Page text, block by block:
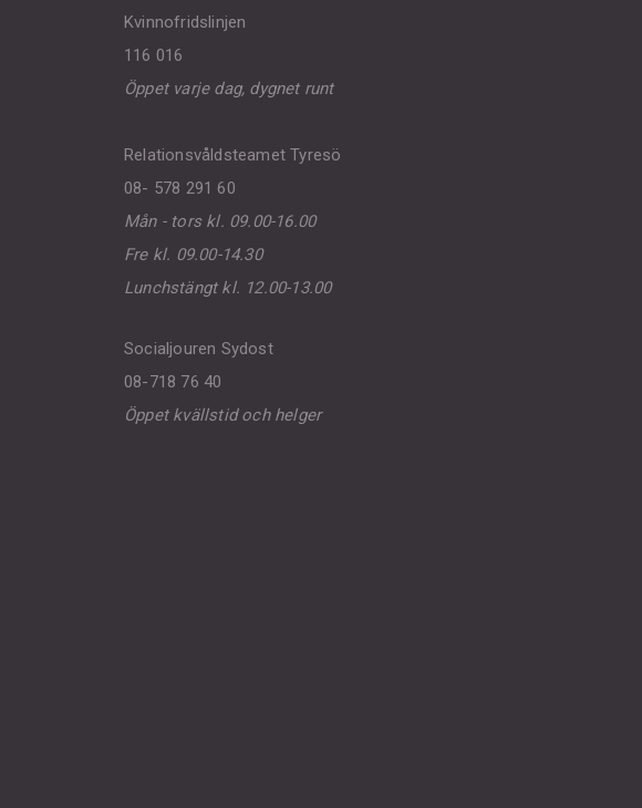
Kvinnofridslinjen
116 016
Öppet varje dag, dygnet runt
Relationsvåldsteamet Tyresö
08- 578 291 60
Mån - tors kl. 09.00-16.00
Fre kl. 09.00-14.30
Lunchstängt kl. 12.00-13.00
Socialjouren Sydost
08-718 76 40
Öppet kvällstid och helger